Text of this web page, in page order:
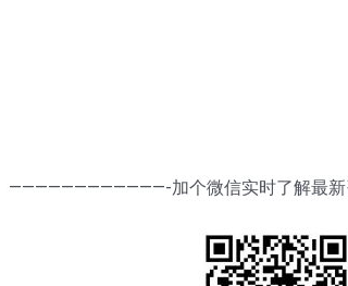
————————————-加个微信实时了解最